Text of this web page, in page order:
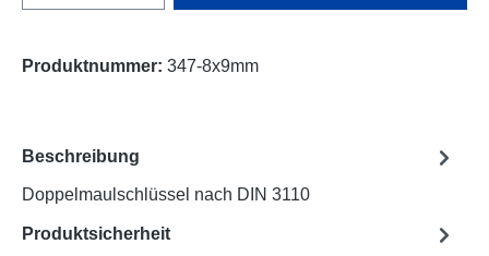
Produktnummer: 347-8x9mm
Beschreibung
Doppelmaulschlüssel nach DIN 3110
Produktsicherheit